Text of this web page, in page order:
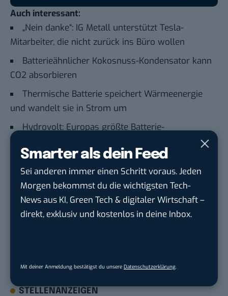
Smarter als dein Feed
Sei anderen immer einen Schritt voraus. Jeden
Morgen bekommst du die wichtigsten Tech-
News aus KI, Green Tech & digitaler Wirtschaft –
direkt, exklusiv und kostenlos in deine Inbox.
Mit deiner Anmeldung bestätigst du unsere Datenschutzerklärung.
Auch interessant:
„Nein danke“: IG Metall unterstützt Tesla-
Mitarbeiter, die nicht zurück ins Büro wollen
Batterieähnlicher Kokosnuss-Kondensator kann
CO2 absorbieren
Thermische Batterie speichert Wärmeenergie
und wandelt sie in Strom um
Hydrovolt: Europas größte Batterie-
Recyclinganlage nimmt den Betrieb auf
Du möchtest nicht abgehängt werden, wenn es um
KI, Green Tech und die Tech-Themen von Morgen
geht? Über 12.000 smarte Leser bekommen jeden
Tag UPDATE, unser Tech-Briefing mit den
STELLENANZEIGEN